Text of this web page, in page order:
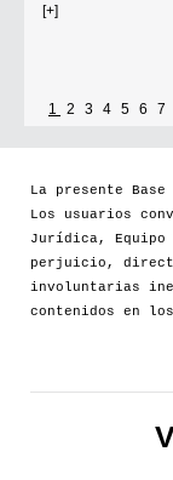
[+]
1 2 3 4 5 6 7
La presente
Los usuarios
Jurídica, Equipo
perjuicio,
involuntarias
contenidos en